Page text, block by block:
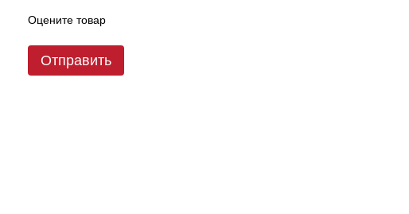
Оцените товар
Отправить